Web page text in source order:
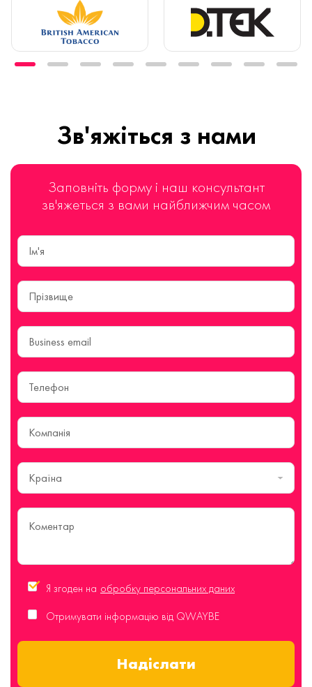
Зв'яжіться з нами
Заповніть форму і наш консультант
зв'яжеться з вами найближчим часом
Країна
Я згоден на обробку персональних даних
Отримувати інформацію від QWAYBE
Надіслати